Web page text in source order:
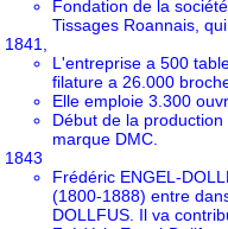
Fondation de la
Tissages Roannais,
1841,
L'entreprise a 500
filature a 26.000
Elle emploie 3.300
Début de la
marque DMC.
1843
Frédéric ENGEL-
(1800-1888) entre
DOLLFUS. Il va